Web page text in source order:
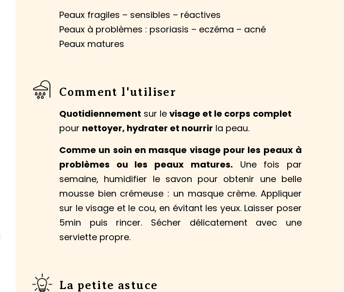
Peaux fragiles – sensibles – réactives
Peaux à problèmes : psoriasis – eczéma – acné
Peaux matures
Comment l'utiliser
Quotidiennement sur le visage et le corps complet
pour nettoyer, hydrater et nourrir la peau.
Comme un soin en masque visage pour les peaux à
problèmes ou les peaux matures. Une fois par
semaine, humidifier le savon pour obtenir une belle
mousse bien crémeuse : un masque crème. Appliquer
sur le visage et le cou, en évitant les yeux. Laisser poser
5min puis rincer. Sécher délicatement avec une
serviette propre.
La petite astuce